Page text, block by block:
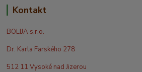
Kontakt
BOLIJA s.r.o.
Dr. Karla Farského 278
512 11 Vysoké nad Jizerou